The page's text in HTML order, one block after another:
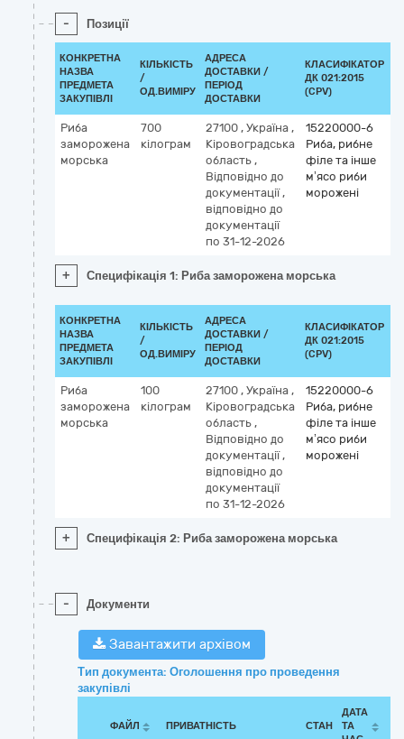
- Позиції
КОНКРЕТНА
НАЗВА
ПРЕДМЕТА
ЗАКУПІВЛІ
КІЛЬКІСТЬ
/
ОД.ВИМІРУ
АДРЕСА
ДОСТАВКИ /
ПЕРІОД
ДОСТАВКИ
КЛАСИФІКАТОР
ДК 021:2015
(CPV)
Риба
заморожена
морська
700
кілограм
27100 , Україна ,
Кіровоградська
область ,
Відповідно до
документації,
відповідно до
документації
по 31-12-2026
15220000-6
Риба, рибне
філе та інше
м’ясо риби
морожені
+ Специфікація 1: Риба заморожена морська
КОНКРЕТНА
НАЗВА
ПРЕДМЕТА
ЗАКУПІВЛІ
КІЛЬКІСТЬ
/
ОД.ВИМІРУ
АДРЕСА
ДОСТАВКИ /
ПЕРІОД
ДОСТАВКИ
КЛАСИФІКАТОР
ДК 021:2015
(CPV)
Риба
заморожена
морська
100
кілограм
27100 , Україна ,
Кіровоградська
область ,
Відповідно до
документації,
відповідно до
документації
по 31-12-2026
15220000-6
Риба, рибне
філе та інше
м’ясо риби
морожені
+ Специфікація 2: Риба заморожена морська
- Документи
Завантажити архівом
Тип документа: Оголошення про проведення
закупівлі
ФАЙЛ ПРИВАТНІСТЬ СТАН
ДАТА
ТА